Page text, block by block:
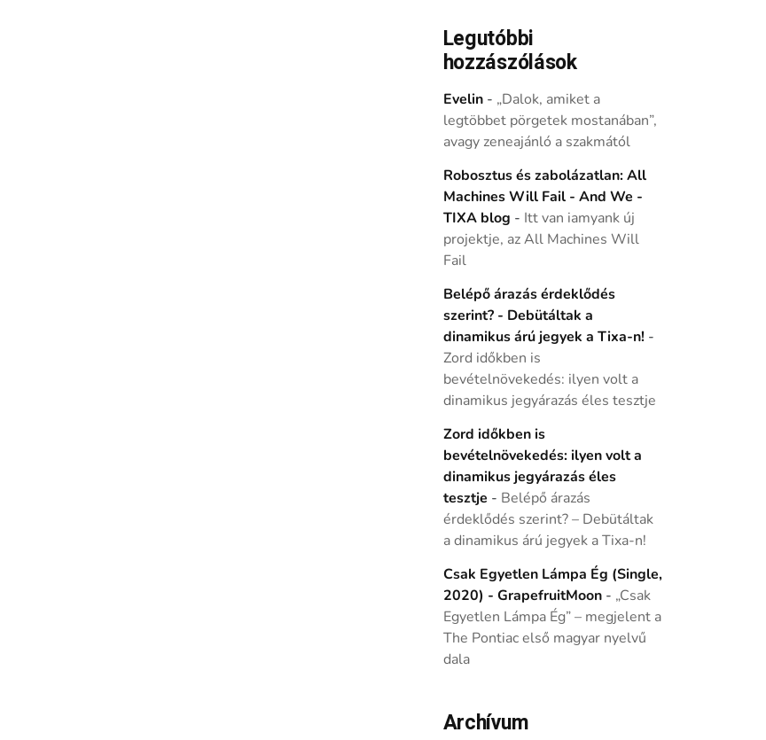
Legutóbbi
hozzászólások
Evelin- „Dalok, amiket a
legtöbbet pörgetek mostanában”,
avagy zeneajánló a szakmától
Robosztus és zabolázatlan: All
Machines Will Fail - And We -
TIXA blog - Itt van iamyank új
projektje, az All Machines Will
Fail
Belépő árazás érdeklődés
szerint? - Debütáltak a
dinamikus árú jegyek a Tixa-n! -
Zord időkben is
bevételnövekedés: ilyen volt a
dinamikus jegyárazás éles tesztje
Zord időkben is
bevételnövekedés: ilyen volt a
dinamikus jegyárazás éles
tesztje - Belépő árazás
érdeklődés szerint? – Debütáltak
a dinamikus árú jegyek a Tixa-n!
Csak Egyetlen Lámpa Ég (Single,
2020) - GrapefruitMoon- „Csak
Egyetlen Lámpa Ég” – megjelent a
The Pontiac első magyar nyelvű
dala
Archívum